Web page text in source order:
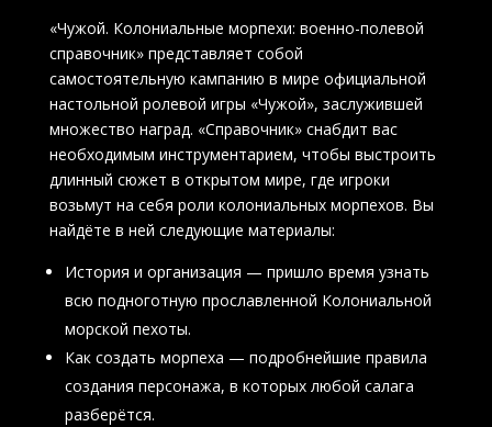
«Чужой. Колониальные морпехи: военно-полевой
справочник» представляет собой
самостоятельную кампанию в мире официальной
настольной ролевой игры «Чужой», заслужившей
множество наград. «Справочник» снабдит вас
необходимым инструментарием, чтобы выстроить
длинный сюжет в открытом мире, где игроки
возьмут на себя роли колониальных морпехов. Вы
найдёте в ней следующие материалы:
История и организация — пришло время узнать
всю подноготную прославленной Колониальной
морской пехоты.
Как создать морпеха — подробнейшие правила
создания персонажа, в которых любой салага
разберётся.